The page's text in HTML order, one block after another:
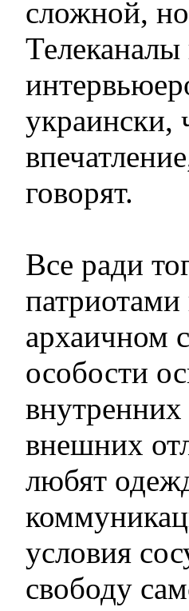
сложной,
украински,
говорят.
Все ради
архаичном
особости
внутренних
внешних
любят
условия
свободу